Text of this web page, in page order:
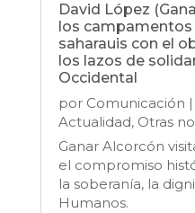
David López
los
saharauis con el
los lazos de
Occidental
por Comunicación |
Actualidad, Otras
Ganar Alcorcón
el compromiso
la soberanía, la
Humanos.